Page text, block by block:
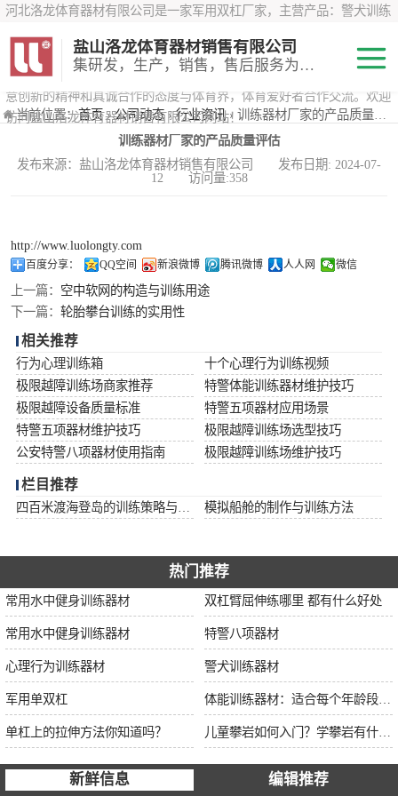
河北洛龙体育器材有限公司是一家军用双杠厂家，主营产品：警犬训练
*训练器材、400米障碍器材、军用单杠、军用双杠、军犬训练器材等训
练器材，咨询攀岩墙价格？在线咨询客服，公司以顾客至上的原则，锐
意创新的精神和真诚合作的态度与体育界，体育爱好者合作交流。欢迎
访问盐山洛龙体育器材销售有限公司网站！
盐山洛龙体育器材销售有限公司
集研发，生产，销售，售后服务为一体
当前位置：首页›公司动态›行业资讯› 训练器材厂家的产品质量评估
训练器材厂家的产品质量评估
发布来源：盐山洛龙体育器材销售有限公司 发布日期: 2024-07-
12 访问量:358
http://www.luolongty.com
百度分享： QQ空间 新浪微博 腾讯微博 人人网 微信
上一篇： 空中软网的构造与训练用途
下一篇： 轮胎攀台训练的实用性
相关推荐
行为心理训练箱
十个心理行为训练视频
极限越障训练场商家推荐
特警体能训练器材维护技巧
极限越障设备质量标准
特警五项器材应用场景
特警五项器材维护技巧
极限越障训练场选型技巧
公安特警八项器材使用指南
极限越障训练场维护技巧
栏目推荐
模拟船舱的制作与训练方法
热门推荐
常用水中健身训练器材 双杠臂屈伸练哪里 都有什么好处
常用水中健身训练器材 特警八项器材
心理行为训练器材 警犬训练器材
军用单双杠
单杠上的拉伸方法你知道吗？
新鲜信息 编辑推荐
200米障碍器材
心理行为训练器
警犬训练器材
军用单双杠
400米障碍器材